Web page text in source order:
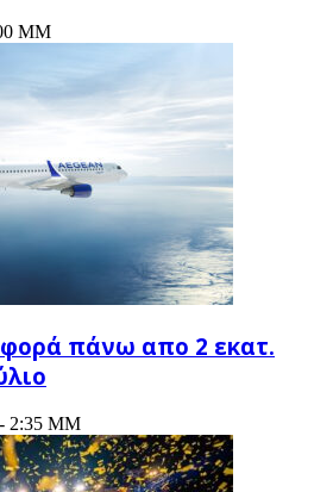
ΜΜ
πάνω απο 2 εκατ.
- 2:35 ΜΜ